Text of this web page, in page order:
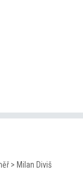
> Milan Diviš